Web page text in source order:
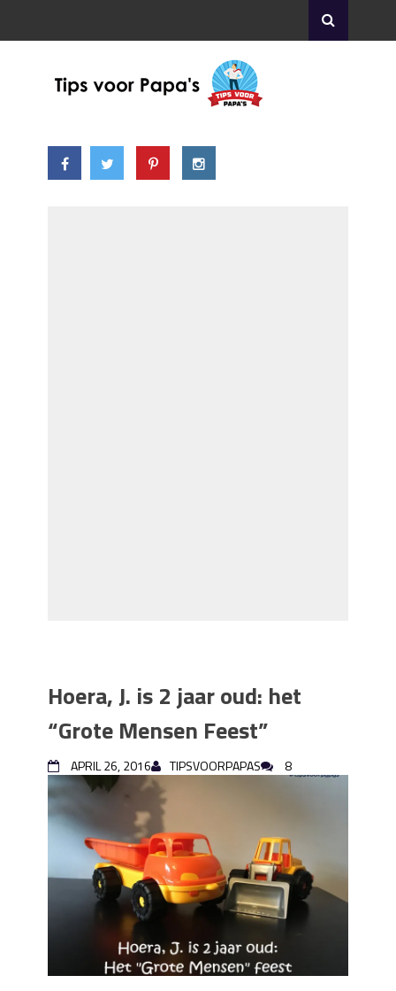
Hoera, J. is 2 jaar oud: het
“Grote Mensen Feest”
APRIL 26, 2016 TIPSVOORPAPAS 8